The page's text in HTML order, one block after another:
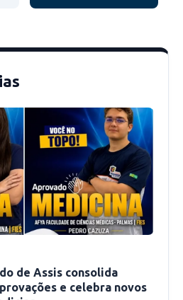
SEP será no dia 02 de
o Flamengo no Estádio
Teresina.
de Assis consolida
e celebra novos